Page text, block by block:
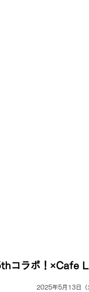
コラボ！×Cafe
2025年5月13日（